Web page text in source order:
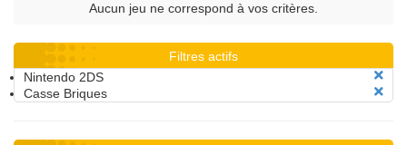
Aucun jeu ne correspond à vos critères.
Filtres actifs
Nintendo 2DS
Casse Briques